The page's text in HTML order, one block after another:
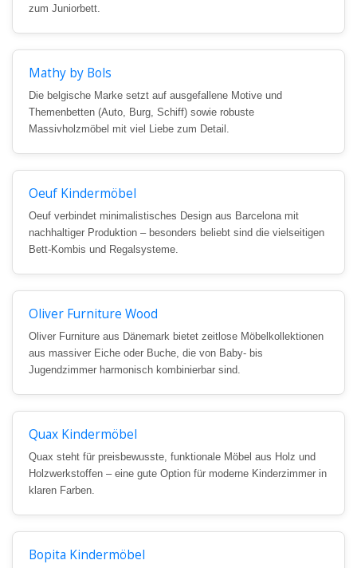
zum Juniorbett.
Mathy by Bols
Die belgische Marke setzt auf ausgefallene Motive und
Themenbetten (Auto, Burg, Schiff) sowie robuste
Massivholzmöbel mit viel Liebe zum Detail.
Oeuf Kindermöbel
Oeuf verbindet minimalistisches Design aus Barcelona mit
nachhaltiger Produktion – besonders beliebt sind die vielseitigen
Bett-Kombis und Regalsysteme.
Oliver Furniture Wood
Oliver Furniture aus Dänemark bietet zeitlose Möbelkollektionen
aus massiver Eiche oder Buche, die von Baby- bis
Jugendzimmer harmonisch kombinierbar sind.
Quax Kindermöbel
Quax steht für preisbewusste, funktionale Möbel aus Holz und
Holzwerkstoffen – eine gute Option für moderne Kinderzimmer in
klaren Farben.
Bopita Kindermöbel